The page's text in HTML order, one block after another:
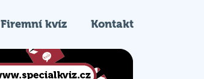
Firemní kvíz Kontakt